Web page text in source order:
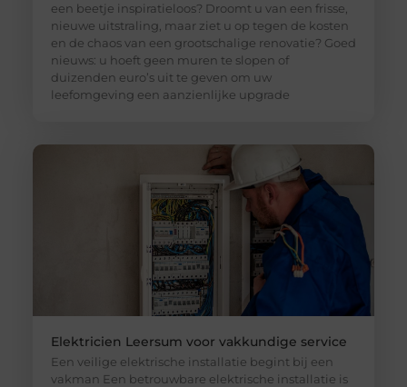
een beetje inspiratieloos? Droomt u van een frisse,
nieuwe uitstraling, maar ziet u op tegen de kosten
en de chaos van een grootschalige renovatie? Goed
nieuws: u hoeft geen muren te slopen of
duizenden euro’s uit te geven om uw
leefomgeving een aanzienlijke upgrade
Elektricien Leersum voor vakkundige service
Een veilige elektrische installatie begint bij een
vakman Een betrouwbare elektrische installatie is